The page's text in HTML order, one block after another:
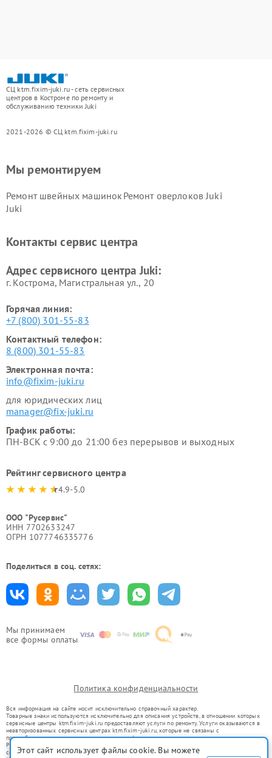
СЦ ktm.fixim-juki.ru - сеть сервисных
центров в Костроме по ремонту и
обслуживанию техники Juki
2021-2026 © СЦ ktm.fixim-juki.ru
Мы принимаем
все формы оплаты
Мы ремонтируем
Ремонт швейных машинок
Juki
Ремонт оверлоков Juki
Контакты сервис центра
Адрес сервисного центра Juki:
г. Кострома, Магистральная ул., 20
Горячая линия:
+7 (800) 301-55-83
Контактный телефон:
8 (800) 301-55-83
Электронная почта:
info@fixim-juki.ru
для юридических лиц
manager@fix-juki.ru
График работы:
ПН-ВСК с 9:00 до 21:00 без перерывов и выходных
Рейтинг сервисного центра
4.9-5.0
ООО "Русервис"
ИНН 7702633247
ОГРН 1077746335776
Поделиться в соц. сетях:
Политика конфиденциальности
Вся информация на сайте носит исключительно справочный характер.
Товарные знаки используются исключительно для описания устройств, в отношении которых
сервисные центры ktm.fixim-juki.ru предоставляют услуги по ремонту. Услуги оказываются в
неавторизованных сервисных центрах ktm.fixim-juki.ru, которые не связаны с
правообладателями товарных знаков или их официальными представителями.
Ремонт осуществляется для устройств, уже введенных в гражданский оборот в соответствии
со статьей 1487 ГК РФ.
Этот сайт использует файлы cookie. Вы можете